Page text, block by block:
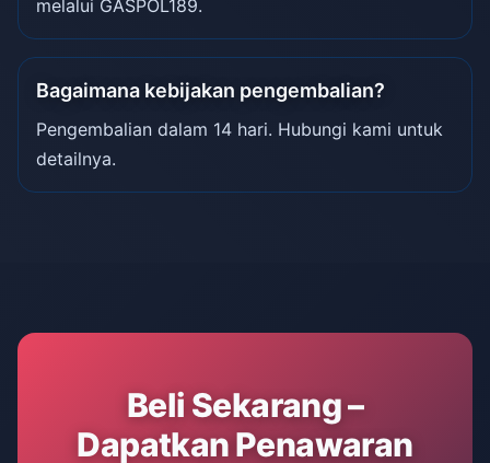
melalui GASPOL189.
Bagaimana kebijakan pengembalian?
Pengembalian dalam 14 hari. Hubungi kami untuk
detailnya.
Beli Sekarang –
Dapatkan Penawaran